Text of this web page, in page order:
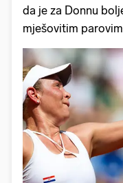
da je za Donnu
mješovitim